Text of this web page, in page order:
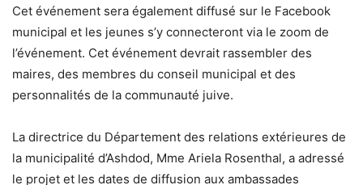
Cet événement sera également diffusé sur le Facebook
municipal et les jeunes s’y connecteront via le zoom de
l’événement. Cet événement devrait rassembler des
maires, des membres du conseil municipal et des
personnalités de la communauté juive.
La directrice du Département des relations extérieures de
la municipalité d’Ashdod, Mme Ariela Rosenthal, a adressé
le projet et les dates de diffusion aux ambassades